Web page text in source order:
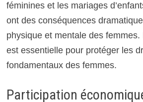
féminines et les mariages
ont des conséquences
physique et mentale des femmes.
est essentielle pour protéger les
fondamentaux des femmes.
Participation